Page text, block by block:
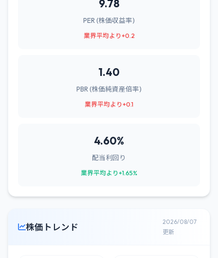
9.78
PER (株価収益率)
業界平均より+0.2
1.40
PBR (株価純資産倍率)
業界平均より+0.1
4.60%
配当利回り
業界平均より+1.65%
株価トレンド
2026/08/07
更新